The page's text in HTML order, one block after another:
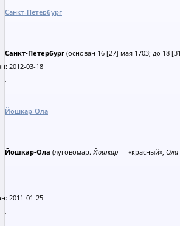
Санкт-Петербург
Санкт-Петербург (основан 16 [27] мая 1703; до 18
2012-03-18
Йошкар-Ола
Йошкар-Ола (луговомар. Йошкар — «красный», Ола
2011-01-25